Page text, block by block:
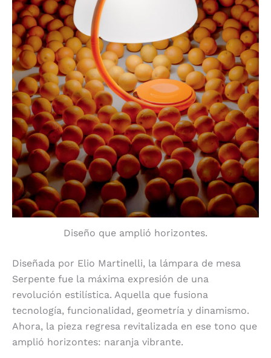
Diseño que amplió horizontes.
Diseñada por Elio Martinelli, la lámpara de mesa
Serpente fue la máxima expresión de una
revolución estilística. Aquella que fusiona
tecnología, funcionalidad, geometría y dinamismo.
Ahora, la pieza regresa revitalizada en ese tono que
amplió horizontes: naranja vibrante.